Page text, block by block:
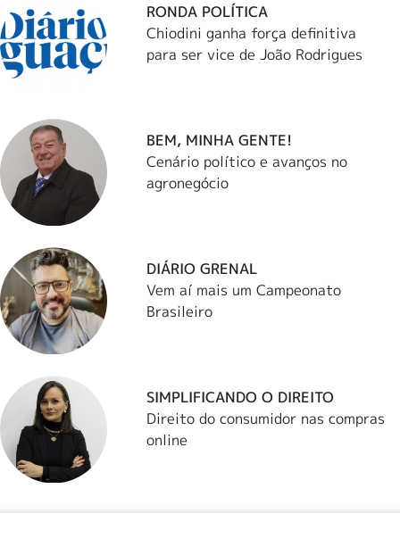
RONDA POLÍTICA
Chiodini ganha força definitiva
para ser vice de João Rodrigues
BEM, MINHA GENTE!
Cenário político e avanços no
agronegócio
DIÁRIO GRENAL
Vem aí mais um Campeonato
Brasileiro
SIMPLIFICANDO O DIREITO
Direito do consumidor nas compras
online